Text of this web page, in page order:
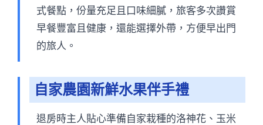
式餐點，份量充足且口味細膩，旅客多次讚賞
早餐豐富且健康，還能選擇外帶，方便早出門
的旅人。
自家農園新鮮水果伴手禮
退房時主人貼心準備自家栽種的洛神花、玉米